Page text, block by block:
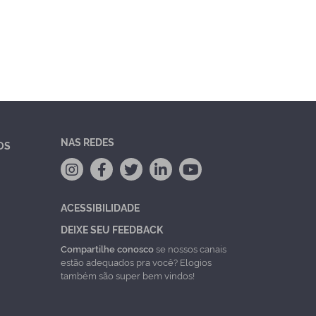
NAS REDES
ACESSIBILIDADE
DEIXE SEU FEEDBACK
Compartilhe conoscose nossos canais
estão adequados pra você? Elogios
também são super bem vindos!